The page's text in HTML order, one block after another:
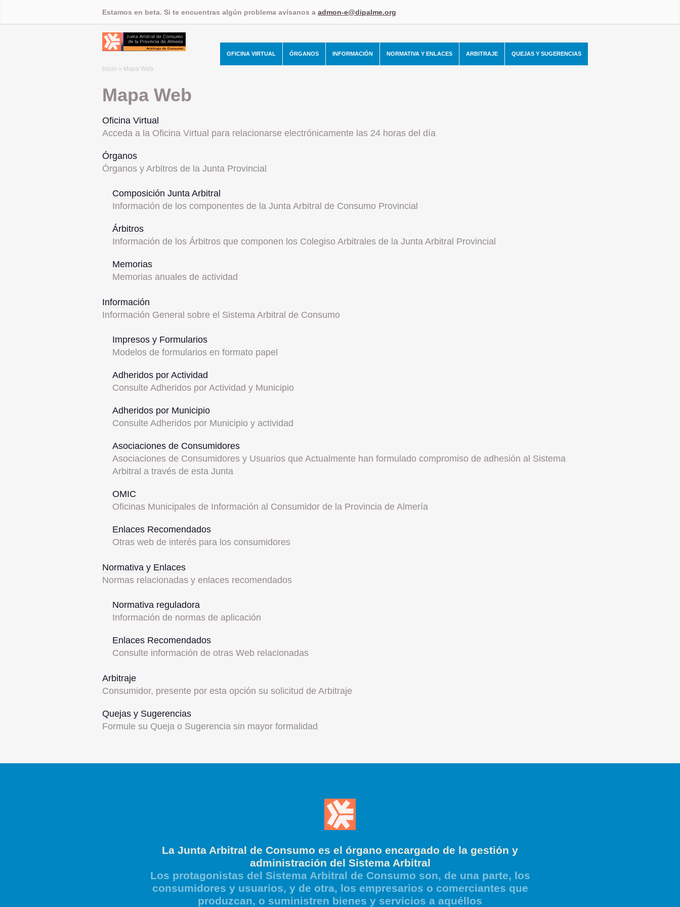
Estamos en beta. Si te encuentras algún problema avísanos a admon-e@dipalme.org
OFICINA VIRTUAL ÓRGANOS INFORMACIÓN NORMATIVA Y ENLACES ARBITRAJE QUEJAS Y SUGERENCIAS
Inicio » Mapa Web
Mapa Web
Oficina Virtual
Acceda a la Oficina Virtual para relacionarse electrónicamente las 24 horas del día
Órganos
Órganos y Arbitros de la Junta Provincial
Composición Junta Arbitral
Información de los componentes de la Junta Arbitral de Consumo Provincial
Árbitros
Información de los Árbitros que componen los Colegiso Arbitrales de la Junta Arbitral Provincial
Memorias
Memorias anuales de actividad
Información
Información General sobre el Sistema Arbitral de Consumo
Impresos y Formularios
Modelos de formularios en formato papel
Adheridos por Actividad
Consulte Adheridos por Actividad y Municipio
Adheridos por Municipio
Consulte Adheridos por Municipio y actividad
Asociaciones de Consumidores
Asociaciones de Consumidores y Usuarios que Actualmente han formulado compromiso de adhesión al Sistema
Arbitral a través de esta Junta
OMIC
Oficinas Municipales de Información al Consumidor de la Provincia de Almería
Enlaces Recomendados
Otras web de interés para los consumidores
Normativa y Enlaces
Normas relacionadas y enlaces recomendados
Normativa reguladora
Información de normas de aplicación
Enlaces Recomendados
Consulte información de otras Web relacionadas
Arbitraje
Consumidor, presente por esta opción su solicitud de Arbitraje
Quejas y Sugerencias
Formule su Queja o Sugerencia sin mayor formalidad
La Junta Arbitral de Consumo es el órgano encargado de la gestión y
administración del Sistema Arbitral
Los protagonistas del Sistema Arbitral de Consumo son, de una parte, los
consumidores y usuarios, y de otra, los empresarios o comerciantes que
produzcan, o suministren bienes y servicios a aquéllos